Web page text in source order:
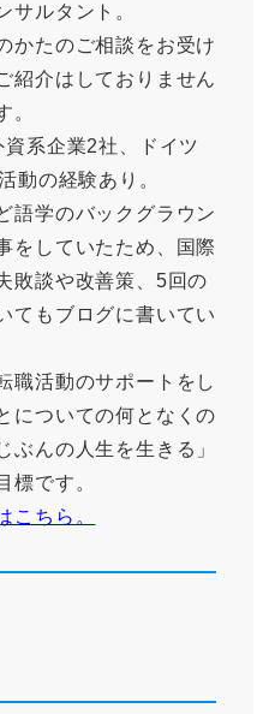
サルタント。
かたのご相談をお受け
紹介はしておりません
。
系企業2社、ドイツ
動の経験あり。
語学のバックグラウン
をしていたため、国際
敗談や改善策、5回の
てもブログに書いてい
職活動のサポートをし
についての何となくの
ぶんの人生を生きる」
標です。
こちら。